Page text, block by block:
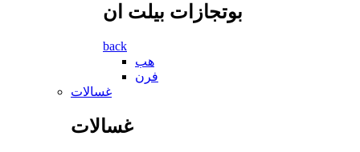
بوتجازات بيلت ان
back
هب
فرن
غسالات
غسالات